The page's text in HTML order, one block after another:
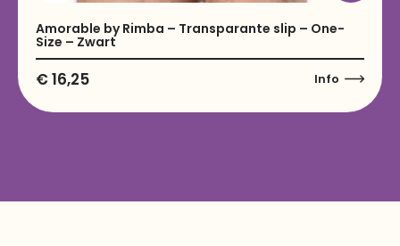
Amorable by Rimba – Transparante slip – One-
Size – Zwart
€16,25 Info